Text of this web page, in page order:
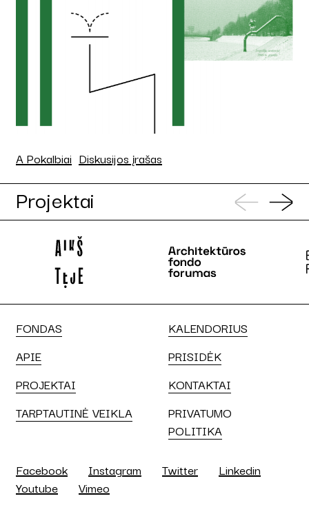
A Pokalbiai Diskusijos įrašas
Projektai
FONDAS
APIE
PROJEKTAI
TARPTAUTINĖ VEIKLA
KALENDORIUS
PRISIDĖK
KONTAKTAI
PRIVATUMO
POLITIKA
Facebook Instagram Twitter
Linkedin
Youtube
Vimeo